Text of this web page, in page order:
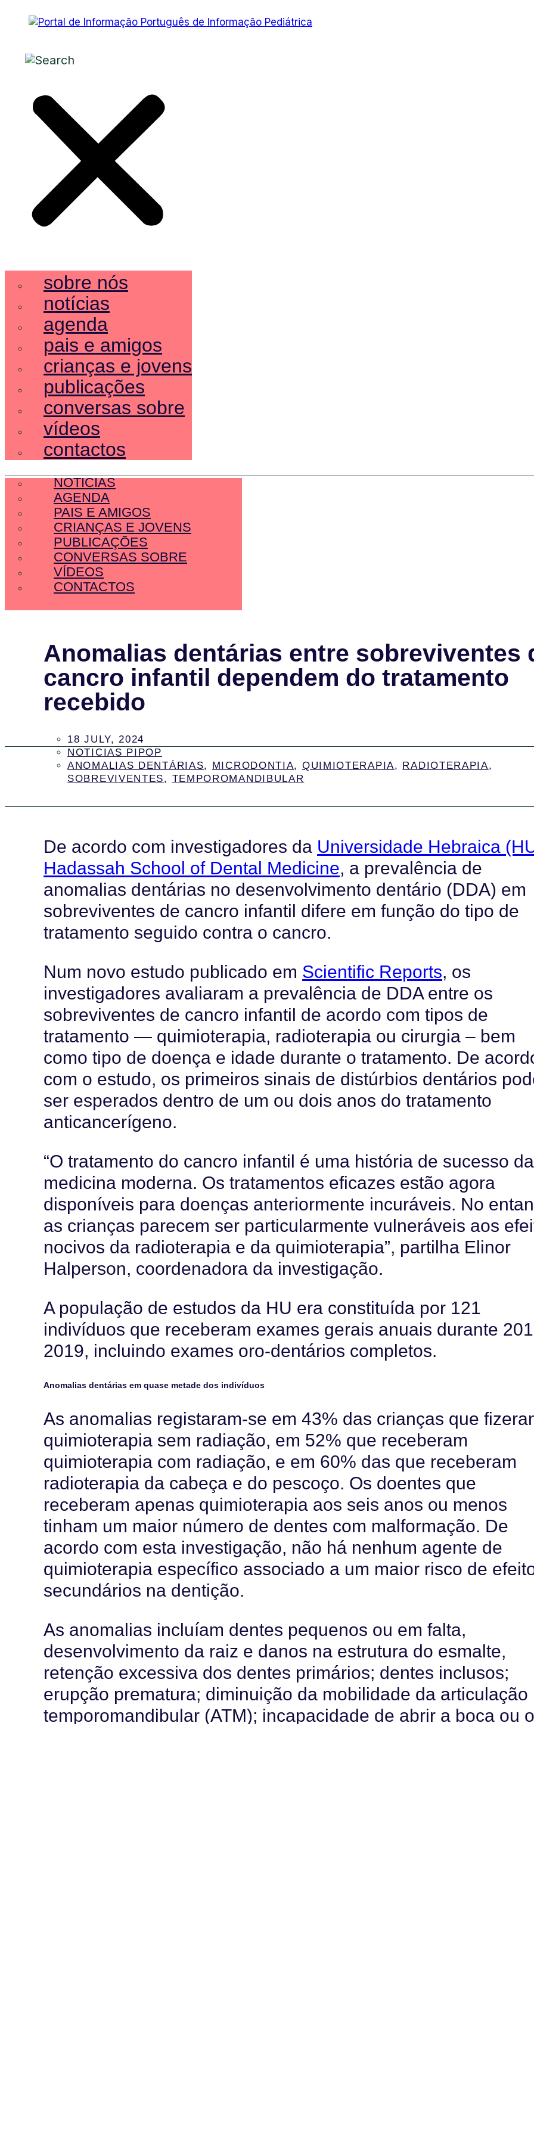
sobre nós
notícias
agenda
pais e amigos
crianças e jovens
publicações
conversas sobre
vídeos
contactos
NOTÍCIAS
AGENDA
PAIS E AMIGOS
CRIANÇAS E JOVENS
PUBLICAÇÕES
CONVERSAS SOBRE
VÍDEOS
CONTACTOS
Anomalias dentárias entre sobreviventes
cancro infantil dependem do tratamento
recebido
18 JULY, 2024
NOTICIAS PIPOP
ANOMALIAS DENTÁRIAS, MICRODONTIA, QUIMIOTERAPIA, RADIOTERAPIA,
SOBREVIVENTES, TEMPOROMANDIBULAR
De acordo com investigadores da Universidade Hebraica
Hadassah School ofDental Medicine, a prevalência de
anomalias dentárias no desenvolvimento dentário (DDA) em
sobreviventes de cancro infantil difere em função do tipo de
tratamento seguido contra o cancro.
Num novo estudo publicado em Scientific Reports, os
investigadores avaliaram a prevalência de DDA entre os
sobreviventes de cancro infantil de acordo com tipos de
tratamento — quimioterapia, radioterapia ou cirurgia – bem
como tipo de doença e idade durante o tratamento. De
com o estudo, os primeiros sinais de distúrbios dentários
ser esperados dentro de um ou dois anos do tratamento
anticancerígeno.
“O tratamento do cancro infantil é uma história de sucesso da
medicina moderna. Os tratamentos eficazes estão agora
disponíveis para doenças anteriormente incuráveis. No
as crianças parecem ser particularmente vulneráveis aos
nocivos da radioterapia e da quimioterapia”, partilha Elinor
Halperson, coordenadora da investigação.
A população de estudos da HU era constituída por 121
indivíduos que receberam exames gerais anuais durante
2019, incluindo exames oro-dentários completos.
Anomalias dentárias em quase metade dos indivíduos
As anomalias registaram-se em43% das crianças que
quimioterapia sem radiação, em 52% que receberam
quimioterapia com radiação, e em 60% das que receberam
radioterapia da cabeça e do pescoço. Os doentes que
receberam apenas quimioterapia aos seis anos ou menos
tinham um maior número de dentes com malformação. De
acordo com esta investigação, não há nenhum agente de
quimioterapia específico associado a um maior risco de
secundários na dentição.
As anomalias incluíam dentes pequenos ou em falta,
desenvolvimento da raiz e danos na estrutura do esmalte,
retenção excessiva dos dentes primários; dentes inclusos;
erupção prematura; diminuição da mobilidade da articulação
temporomandibular (ATM); incapacidade de abrir a boca ou